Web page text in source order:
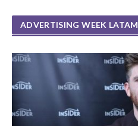
ADVERTISING WEEK LATAM